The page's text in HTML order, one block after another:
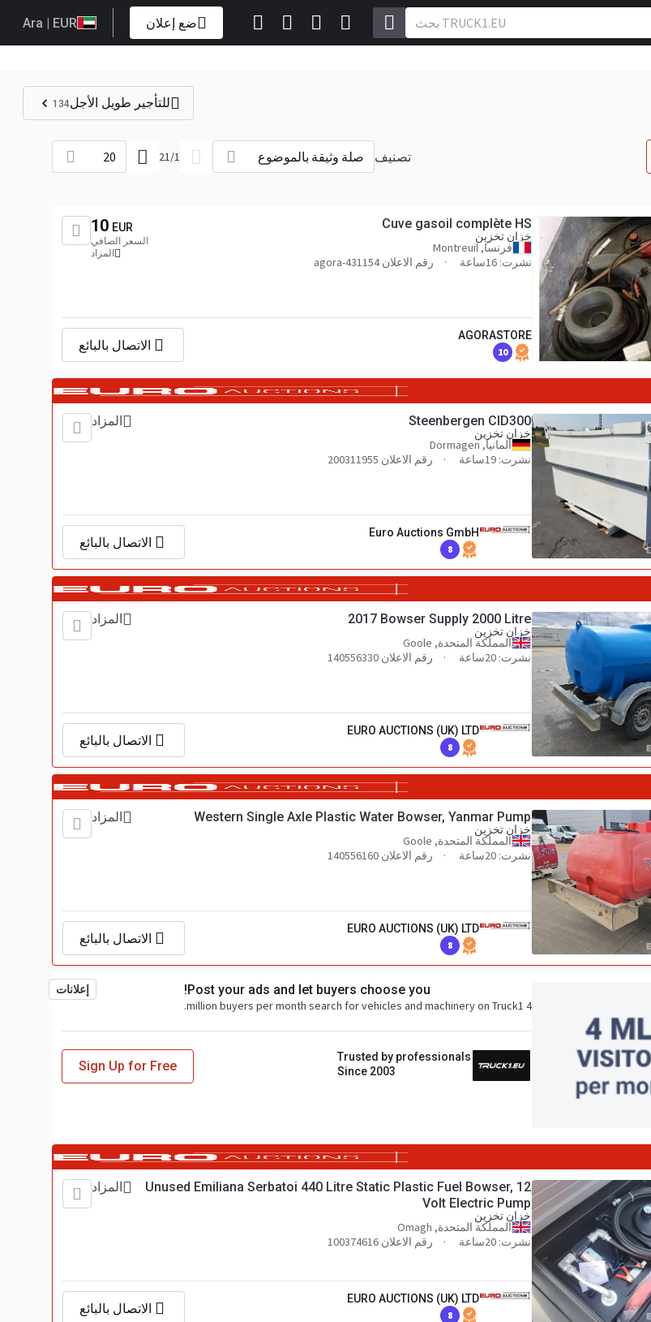
ضع إعلان Ara | EUR
للتأجير طويل الأجل134
تصنيف صلة وثيقة بالموضوع 1
/
21
20
Cuve gasoil complète HS
خزان تخزين
فرنسا, Montreuil
نشرت: 16ساعة
رقم الاعلان agora-431154
10 EUR
السعر الصافي
المزاد
AGORASTORE
10 الاتصال بالبائع
Steenbergen CID300
خزان تخزين
ألمانيا, Dormagen
نشرت: 19ساعة
رقم الاعلان 200311955
المزاد
Euro Auctions GmbH
8 الاتصال بالبائع
2017 Bowser Supply 2000 Litre
خزان تخزين
المملكة المتحدة, Goole
نشرت: 20ساعة
رقم الاعلان 140556330
المزاد
EURO AUCTIONS (UK) LTD
8 الاتصال بالبائع
Western Single Axle Plastic Water Bowser, Yanmar Pump
خزان تخزين
المملكة المتحدة, Goole
نشرت: 20ساعة
رقم الاعلان 140556160
المزاد
EURO AUCTIONS (UK) LTD
8 الاتصال بالبائع
إعلانات Post your ads and let buyers choose you!
4 million buyers per month search for vehicles and machinery on Truck1.
Trusted by professionals
Since 2003
Sign Up for Free
Unused Emiliana Serbatoi 440 Litre Static Plastic Fuel Bowser, 12
Volt Electric Pump
خزان تخزين
المملكة المتحدة, Omagh
نشرت: 20ساعة
رقم الاعلان 100374616
المزاد
EURO AUCTIONS (UK) LTD
8 الاتصال بالبائع